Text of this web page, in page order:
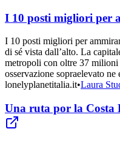
I 10 posti migliori per
I 10 posti migliori per
di sé vista dall’alto. La
metropoli con oltre 37
osservazione sopraelevato
lonelyplanetitalia.it•Laura
Una ruta por la Costa